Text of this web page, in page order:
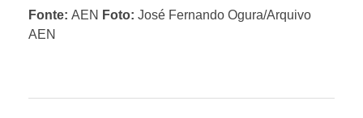
m
r
Fonte: AEN Foto: José Fernando Ogura/Arquivo
AEN